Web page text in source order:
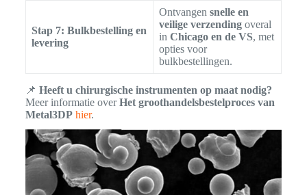
Stap 7: Bulkbestelling en
levering
Ontvangen snelle en
veilige verzendingoveral
in Chicago en de VS, met
opties voor
bulkbestellingen.
📌 Heeft u chirurgische instrumenten op maat nodig?
Meer informatie overHet groothandelsbestelproces van
Metal3DP hier.